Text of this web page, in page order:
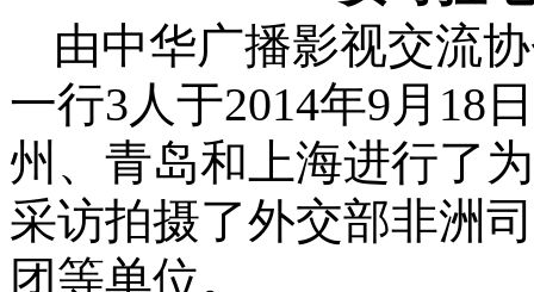
由中华广播影视交流
一行3人于2014年9月 18
州、青岛和上海进行了
采访拍摄了外交部非洲
团等单位。